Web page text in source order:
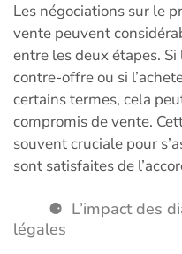
Les négociations sur le
vente peuvent
entre les deux étapes.
contre-offre ou si
certains termes, cela
compromis de vente.
souvent cruciale pour
sont satisfaites de
L’impact des
légales